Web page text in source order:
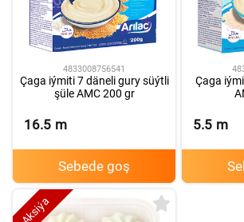
4833008756541
Çaga iýmiti 7 däneli gury süýtli
şüle AMC 200 gr
16.5 m
Sebede goş
Çaga
5.5 m
Aksiýa